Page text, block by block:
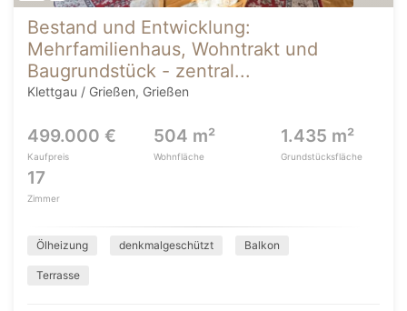
Bestand und Entwicklung:
Mehrfamilienhaus, Wohntrakt und
Baugrundstück - zentral...
Klettgau / Grießen, Grießen
499.000 €
Kaufpreis
504 m²
Wohnfläche
1.435 m²
Grundstücksfläche
17
Zimmer
Ölheizung denkmalgeschützt Balkon
Terrasse